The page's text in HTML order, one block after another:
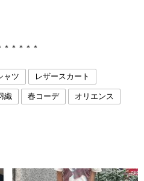
＊＊＊＊＊
ャツ レザースカート
織 春コーデ オリエンス